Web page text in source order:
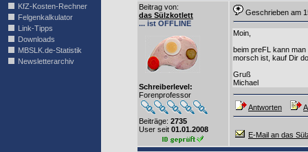
KfZ-Kosten-Rechner
Felgenkalkulator
Link-Tipps
Downloads
MBSLK.de-Statistik
Newsletterarchiv
Beitrag von:
das Sülzkotlett
... ist OFFLINE
Schreiberlevel:
Forenprofessor
Beiträge: 2735
User seit 01.01.2008
Geschrieben am
Moin,
beim preFL kann
morsch ist, kauf Dir
Gruß
Michael
Antworten
E-Mail an das